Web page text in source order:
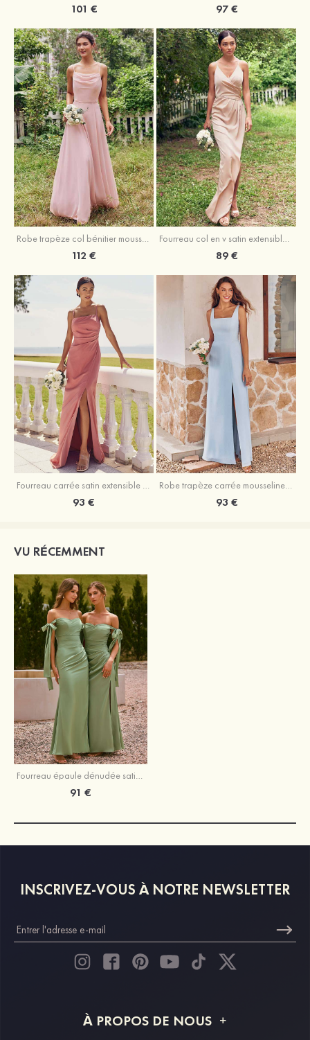
101 € 97 €
Robe trapèze col bénitier mousseline ras du sol robe de demoiselle d'honneur
112 €
Fourreau col en v satin extensible asymétrique robe de demoiselle d'honneur
89 €
Fourreau carrée satin extensible ras du sol robe de demoiselle d'honneur
93 €
Robe trapèze carrée mousseline ras du sol robe de demoiselle d'honneur
93 €
VU RÉCEMMENT
Fourreau épaule dénudée satin extensible longueur ras du sol robe de demoiselle d'honneur avec noeud papillon fendue
91 €
INSCRIVEZ-VOUS À NOTRE NEWSLETTER
À PROPOS DE NOUS